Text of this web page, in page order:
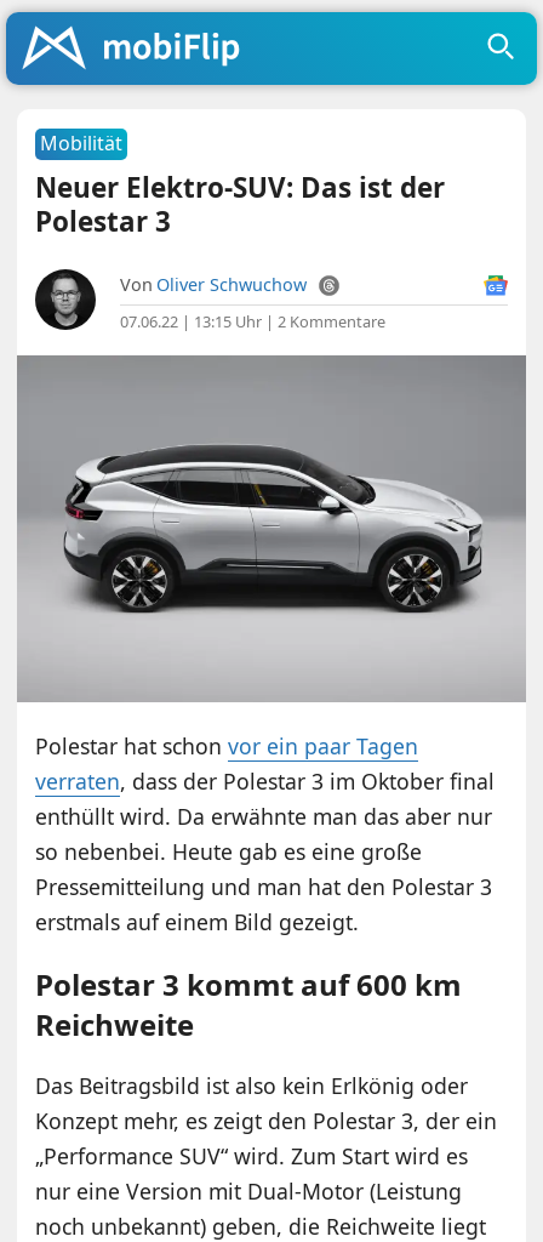
Mobilität
Neuer Elektro-SUV: Das ist der
Polestar 3
Von Oliver Schwuchow
07.06.22 | 13:15 Uhr |2 Kommentare
Polestar hat schonvor ein paar Tagen
verraten, dass der Polestar 3 im Oktober final
enthüllt wird. Da erwähnte man das aber nur
so nebenbei. Heute gab es eine große
Pressemitteilung und man hat den Polestar 3
erstmals auf einem Bild gezeigt.
Polestar 3 kommt auf 600 km
Reichweite
Das Beitragsbild ist also kein Erlkönig oder
Konzept mehr, es zeigt den Polestar 3, der ein
„Performance SUV“ wird. Zum Start wird es
nur eine Version mit Dual-Motor (Leistung
noch unbekannt) geben, die Reichweite liegt